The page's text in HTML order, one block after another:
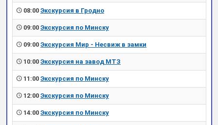
08:00 Экскурсия в Гродно
09:00 Экскурсия по Минску
09:00 Экскурсия Мир - Несвиж в замки
10:00 Экскурсия на завод МТЗ
11:00 Экскурсия по Минску
12:00 Экскурсия по Минску
14:00 Экскурсия по Минску